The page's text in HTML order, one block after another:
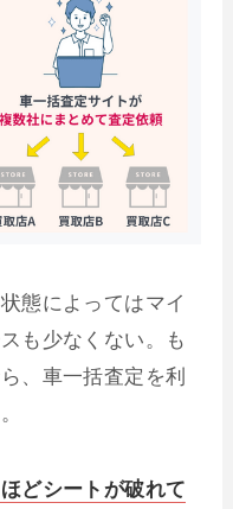
態によってはマイ
も少なくない。も
、車一括査定を利
どシートが破れて